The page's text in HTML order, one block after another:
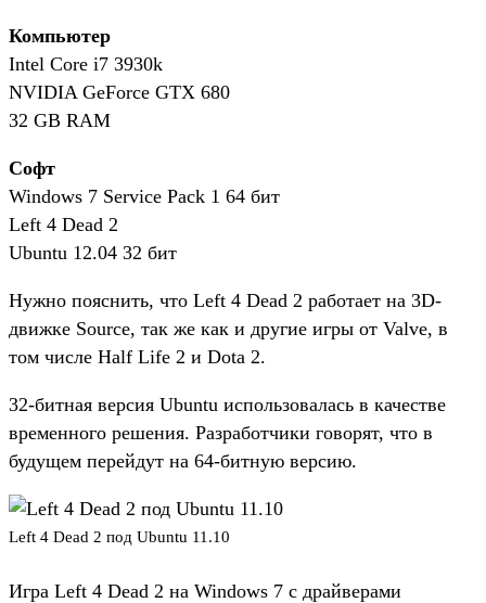
Компьютер
Intel Core i7 3930k
NVIDIA GeForce GTX 680
32 GB RAM
Софт
Windows 7 Service Pack 1 64 бит
Left 4 Dead 2
Ubuntu 12.04 32 бит
Нужно пояснить, что Left 4 Dead 2 работает на 3D-
движке Source, так же как и другие игры от Valve, в
том числе Half Life 2 и Dota 2.
32-битная версия Ubuntu использовалась в качестве
временного решения. Разработчики говорят, что в
будущем перейдут на 64-битную версию.
Left 4 Dead 2 под Ubuntu 11.10
Игра Left 4 Dead 2 на Windows 7 с драйверами